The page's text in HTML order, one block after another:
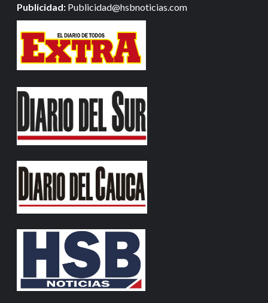
Publicidad: Publicidad@hsbnoticias.com